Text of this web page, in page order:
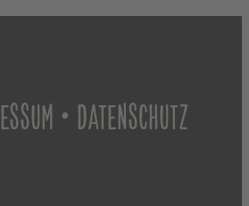
• DATENSCHUTZ